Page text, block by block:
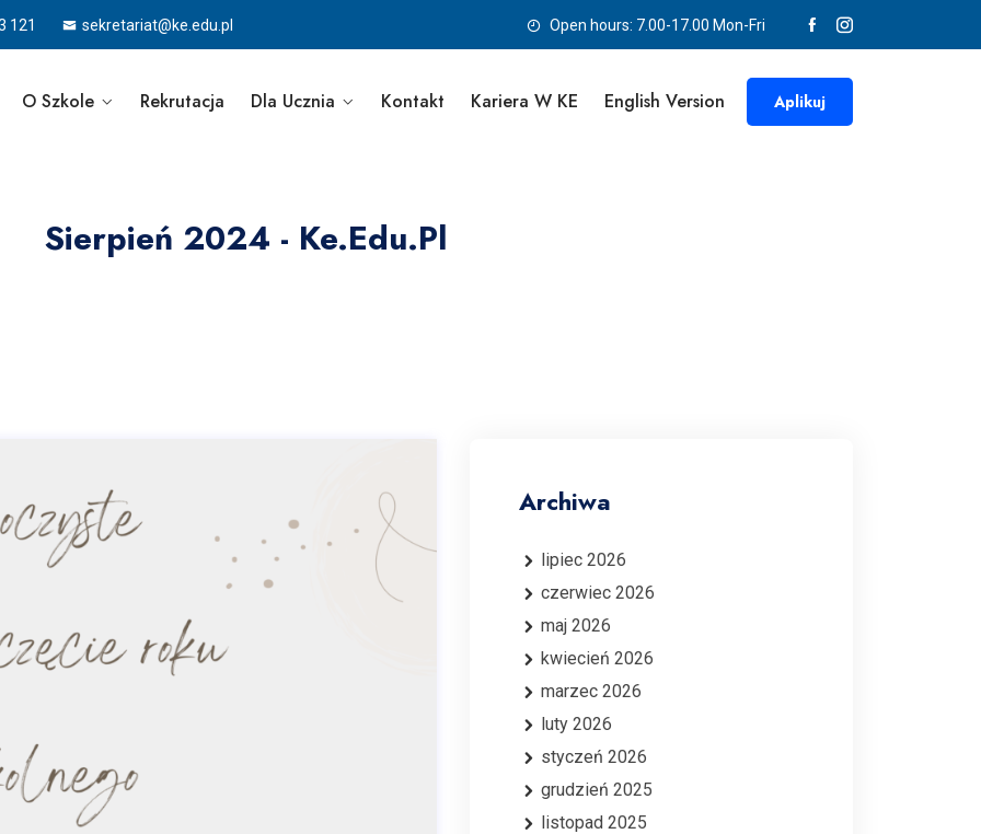
121 sekretariat@ke.edu.pl Open hours: 7.00-17.00 Mon-Fri
O Szkole Rekrutacja Dla Ucznia Kontakt Kariera W KE English Version Aplikuj
Sierpień 2024 - Ke.edu.pl
Archiwa
lipiec 2026
czerwiec 2026
maj 2026
kwiecień 2026
marzec 2026
luty 2026
styczeń 2026
grudzień 2025
listopad 2025